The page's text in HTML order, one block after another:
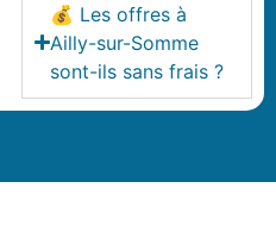
💰 Les offres à
Ailly-sur-Somme
sont-ils sans frais ?